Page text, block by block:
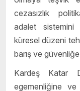
cezasızlık
adalet sistemini
küresel düzeni
barış ve
Kardeş Katar
egemenliğine ve